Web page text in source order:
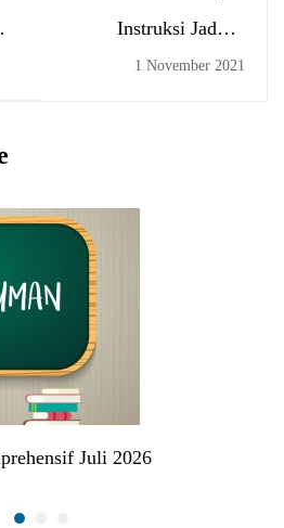
Instruksi Jadwal
Kuliah Luring
1 November 2021
Juli 2026